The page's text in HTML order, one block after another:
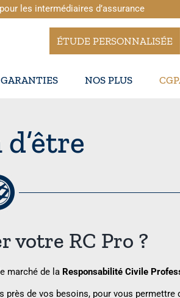
les intermédiaires d’assurance
ÉTUDE PERSONNALISÉE
NOS PLUS
votre RC Pro ?
marché de la Responsabilité Civile
de vos besoins, pour vous